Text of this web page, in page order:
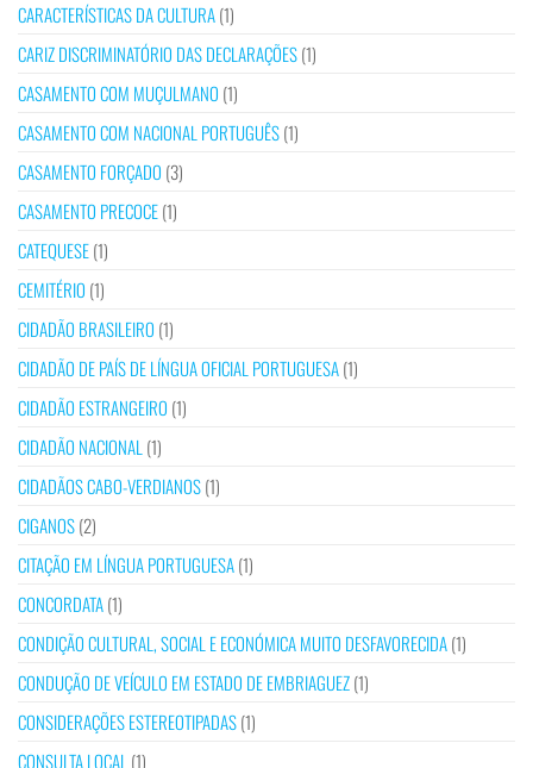
CARACTERÍSTICAS DA CULTURA(1)
CARIZ DISCRIMINATÓRIO DAS DECLARAÇÕES(1)
CASAMENTO COM MUÇULMANO (1)
CASAMENTO COM NACIONAL PORTUGUÊS(1)
CASAMENTO FORÇADO (3)
CASAMENTO PRECOCE(1)
CATEQUESE(1)
CEMITÉRIO (1)
CIDADÃO BRASILEIRO (1)
CIDADÃO DE PAÍS DE LÍNGUA OFICIAL PORTUGUESA(1)
CIDADÃO ESTRANGEIRO (1)
CIDADÃO NACIONAL (1)
CIDADÃOS CABO-VERDIANOS(1)
CIGANOS(2)
CITAÇÃO EM LÍNGUA PORTUGUESA(1)
CONCORDATA(1)
CONDIÇÃO CULTURAL, SOCIAL E ECONÓMICA MUITO DESFAVORECIDA(1)
CONDUÇÃO DE VEÍCULO EM ESTADO DE EMBRIAGUEZ(1)
CONSIDERAÇÕES ESTEREOTIPADAS(1)
CONSULTA LOCAL (1)